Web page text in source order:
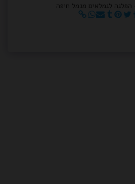
לגמלאים מנמל חיפה